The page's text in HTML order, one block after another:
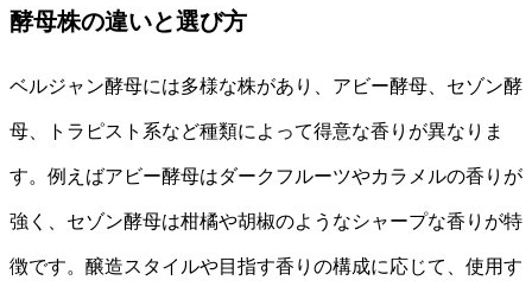
酵母株の違いと選び方
ベルジャン酵母には多様な株があり、アビー酵母、セゾン酵
母、トラピスト系など種類によって得意な香りが異なりま
す。例えばアビー酵母はダークフルーツやカラメルの香りが
強く、セゾン酵母は柑橘や胡椒のようなシャープな香りが特
徴です。醸造スタイルや目指す香りの構成に応じて、使用す